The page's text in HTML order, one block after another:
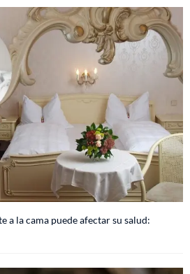
a la cama puede afectar su salud: